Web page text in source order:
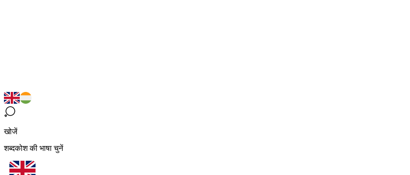
खोजें
शब्दकोश की भाषा चुनें